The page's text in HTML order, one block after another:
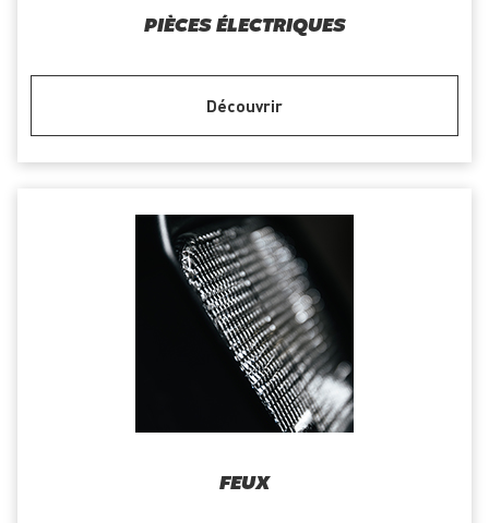
PIÈCES ÉLECTRIQUES
Découvrir
FEUX